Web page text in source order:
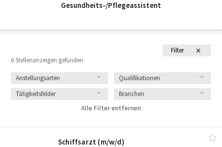
Filter
6 Stellenanzeigen gefunden
Anstellungsarten
Qualifikationen
Tätigkeitsfelder
Branchen
Alle Filter entfernen
Schiffsarzt (m/​w/​d)
Gesundheits-/Pflegeassistent